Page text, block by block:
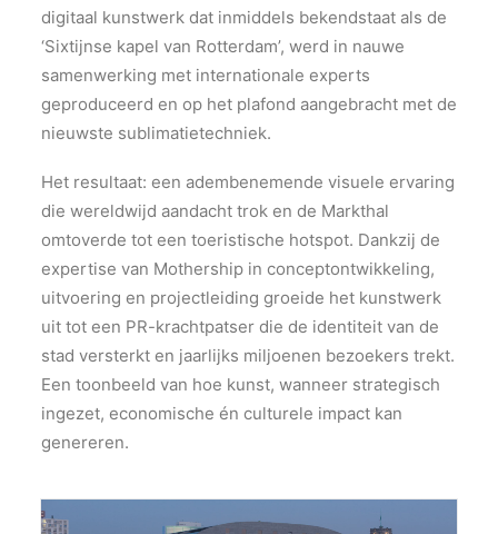
digitaal kunstwerk dat inmiddels bekendstaat als de
‘Sixtijnse kapel van Rotterdam’, werd in nauwe
samenwerking met internationale experts
geproduceerd en op het plafond aangebracht met de
nieuwste sublimatietechniek.
Het resultaat: een adembenemende visuele ervaring
die wereldwijd aandacht trok en de Markthal
omtoverde tot een toeristische hotspot. Dankzij de
expertise van Mothership in conceptontwikkeling,
uitvoering en projectleiding groeide het kunstwerk
uit tot een PR-krachtpatser die de identiteit van de
stad versterkt en jaarlijks miljoenen bezoekers trekt.
Een toonbeeld van hoe kunst, wanneer strategisch
ingezet, economische én culturele impact kan
genereren.